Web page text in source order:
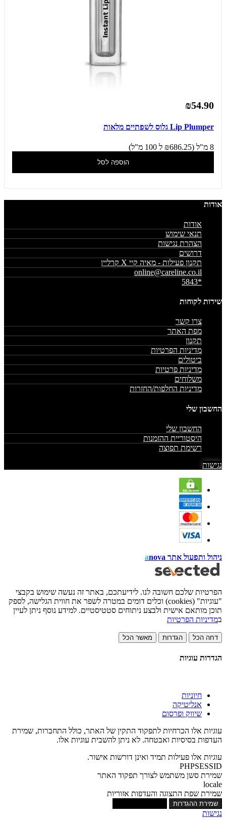
₪54.90
Lip Plumper גלוס לשפתיים מלאות
8 מ"ל (₪686.25 ל 100 מ"ל)
הוספה לסל
אודות
אודות
תנאי שימוש
הצהרת נגישות
דרושים
תקנון פעילות - מאיה קיי X קרליין
online@careline.co.il
*5843
שירות לקוחות
צרו קשר
מפת האתר
תקנון
מדיניות הפרטיות
ביטולים
מדיניות פרטיות
משלוחים
מדיניות החלפות/החזרות
החשבון שלי
החשבון שלי
היסטוריית ההזמנות
רשימת תפוצה
נגישות
ניהול ותפעול אתר anova
הפרטיות שלכם חשובה לנו. לידיעתכם, באתר זה נעשה שימוש בקבצי
"עוגיות" (cookies) וכלים דומים במטרה לשפר את חווית הגלישה, לספק
תוכן מותאם אישית ולבצע ניתוחים סטטיסטיים. למידע נוסף ניתן לעיין
במדיניות הפרטיות
דחה הכל הגדרות מאשר הכל
הגדרות עוגיות
חיוניות
אנליטיקה
שיווק ופרסום
עוגיות אלו הכרחיות לתפקוד התקין של האתר, כולל התחברות, שמירת
העדפות בסיסיות ואבטחה. לא ניתן להשבית עוגיות אלו.
עוגיות אלו פעילות תמיד ואינן דורשות אישור.
PHPSESSID
שמירת סשן משתמש לצורך תפקוד האתר
locale
שמירת שפת התצוגה והעדפות אזוריות
שמירת ההגדרות
נגישות